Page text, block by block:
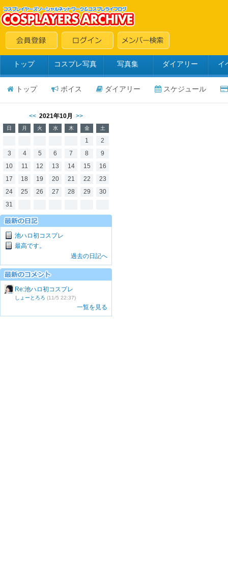
トップ コスプレ写真 写真集 ダイアリー イ
トップ ボイス ダイアリー スケジュール
<< 2021年10月 >>
日 月 火 水 木 金 土
1
2
3
4 5 6 7 8
9
10
11 12 13 14 15
16
17
18 19 20 21 22
23
24
25 26 27 28 29
30
31
池ハロ初コスプレ
最高です。
過去の日記へ
Re:池ハロ初コスプレ
しょーとろろ (11/5 22:37)
一覧を見る